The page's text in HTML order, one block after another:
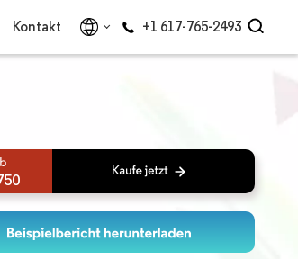
Kontakt +1 617-765-2493